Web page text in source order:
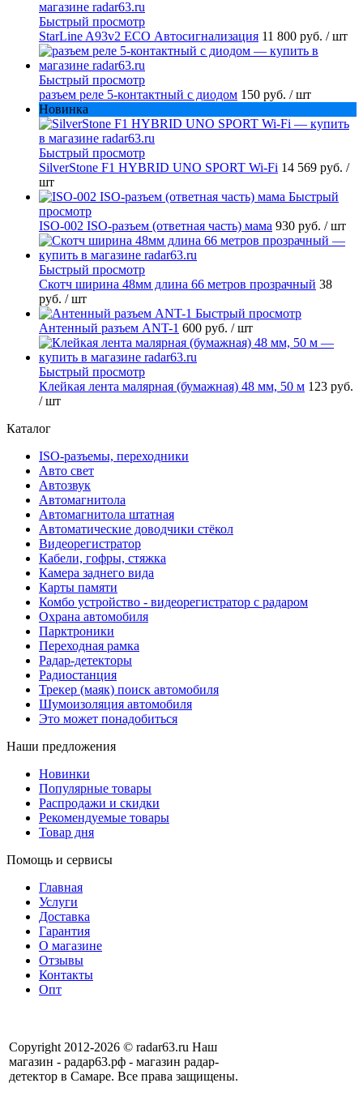
Быстрый просмотр
StarLine A93v2 ECO Автосигнализация 11 800 руб. / шт
Быстрый просмотр
разъем реле 5-контактный с диодом 150 руб. / шт
Новинка
Быстрый просмотр
SilverStone F1 HYBRID UNO SPORT Wi-Fi 14 569 руб. /
шт
Быстрый
просмотр
ISO-002 ISO-разъем (ответная часть) мама 930 руб. / шт
Быстрый просмотр
Скотч ширина 48мм длина 66 метров прозрачный 38
руб. / шт
Быстрый просмотр
Антенный разъем ANT-1 600 руб. / шт
Быстрый просмотр
Клейкая лента малярная (бумажная) 48 мм, 50 м 123 руб.
/ шт
Каталог
ISO-разъемы, переходники
Авто свет
Автозвук
Автомагнитола
Автомагнитола штатная
Автоматические доводчики стёкол
Видеорегистратор
Кабели, гофры, стяжка
Камера заднего вида
Карты памяти
Комбо устройство - видеорегистратор с радаром
Охрана автомобиля
Парктроники
Переходная рамка
Радар-детекторы
Радиостанция
Трекер (маяк) поиск автомобиля
Шумоизоляция автомобиля
Это может понадобиться
Наши предложения
Новинки
Популярные товары
Распродажи и скидки
Рекомендуемые товары
Товар дня
Помощь и сервисы
Главная
Услуги
Доставка
Гарантия
О магазине
Отзывы
Контакты
Опт
Copyright 2012-2026 © radar63.ru Наш
магазин - радар63.рф - магазин радар-
детектор в Самаре. Все права защищены.